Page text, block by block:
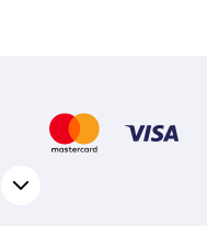
пластинами
отличается высокой
напора и
открыть
или